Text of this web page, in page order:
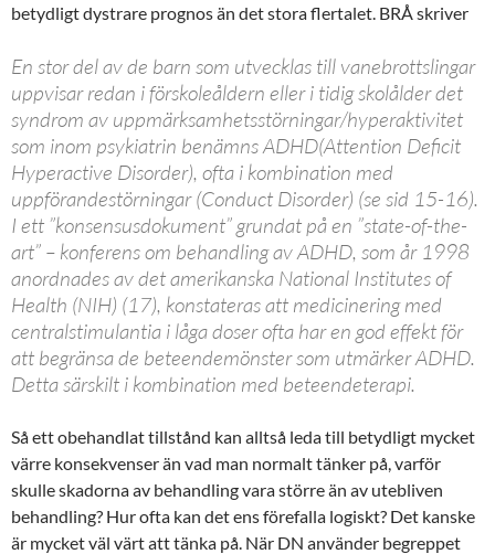
betydligt dystrare prognos än det stora flertalet. BRÅ skriver
En stor del av de barn som utvecklas till vanebrottslingar
uppvisar redan i förskoleåldern eller i tidig skolålder det
syndrom av uppmärksamhetsstörningar/hyperaktivitet
som inom psykiatrin benämns ADHD(Attention Deficit
Hyperactive Disorder), ofta i kombination med
uppförandestörningar (Conduct Disorder) (se sid 15-16).
I ett ”konsensusdokument” grundat på en ”state-of-the-
art” – konferens om behandling av ADHD, som år 1998
anordnades av det amerikanska National Institutes of
Health (NIH) (17), konstateras att medicinering med
centralstimulantia i låga doser ofta har en god effekt för
att begränsa de beteendemönster som utmärker ADHD.
Detta särskilt i kombination med beteendeterapi.
Så ett obehandlat tillstånd kan alltså leda till betydligt mycket
värre konsekvenser än vad man normalt tänker på, varför
skulle skadorna av behandling vara större än av utebliven
behandling? Hur ofta kan det ens förefalla logiskt? Det kanske
är mycket väl värt att tänka på. När DN använder begreppet